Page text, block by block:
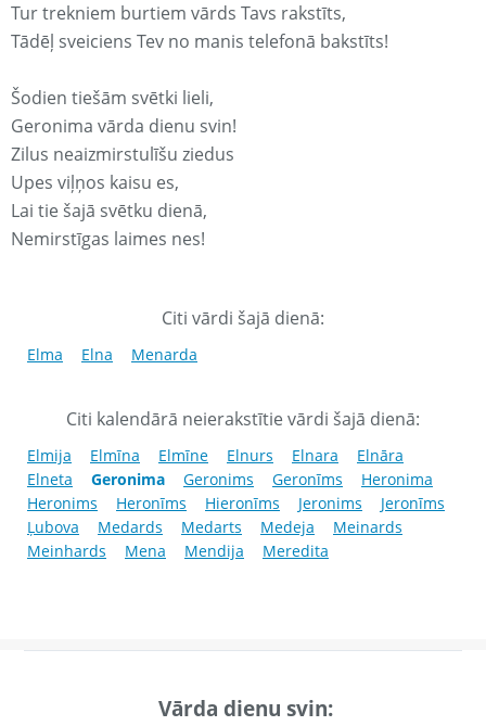
Tur trekniem burtiem vārds Tavs rakstīts,
Tādēļ sveiciens Tev no manis telefonā bakstīts!
Šodien tiešām svētki lieli,
Geronima vārda dienu svin!
Zilus neaizmirstulīšu ziedus
Upes viļņos kaisu es,
Lai tie šajā svētku dienā,
Nemirstīgas laimes nes!
Citi vārdi šajā dienā:
Elma Elna Menarda
Citi kalendārā neierakstītie vārdi šajā dienā:
Elmija Elmīna Elmīne Elnurs Elnara
Elnāra
Elneta
Geronima Geronims Geronīms
Heronima
Heronims
Heronīms Hieronīms Jeronims
Jeronīms
Ļubova
Medards Medarts Medeja
Meinards
Meinhards
Mena Mendija Meredita
Vārda dienu svin: